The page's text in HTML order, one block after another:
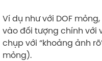
Ví dụ như với DOF
vào đối tượng chính với
chụp với “khoảng ảnh
mỏng).